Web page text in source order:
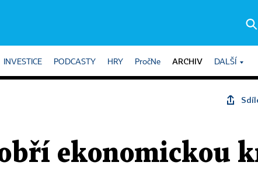
INVESTICE PODCASTY HRY PročNe ARCHIV DALŠÍ
ekonomickou